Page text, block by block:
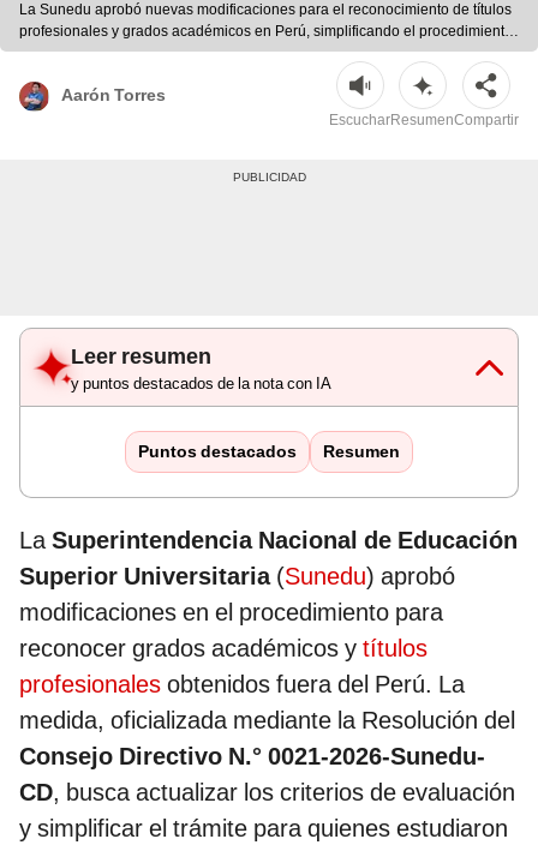
La Sunedu aprobó nuevas modificaciones para el reconocimiento de títulos
profesionales y grados académicos en Perú, simplificando el procedimiento
para quienes estudiaron en el extranjero. | Foto.
Aarón Torres
EscucharResumenCompartir
Leer resumen
y puntos destacados de la nota con IA
Puntos destacados Resumen
LaSuperintendencia Nacional de Educación
Superior Universitaria(Sunedu) aprobó
modificaciones en el procedimiento para
reconocer grados académicos y títulos
profesionales obtenidos fuera del Perú. La
medida, oficializada mediante la Resolución del
Consejo Directivo N.° 0021-2026-Sunedu-
CD, busca actualizar los criterios de evaluación
y simplificar el trámite para quienes estudiaron